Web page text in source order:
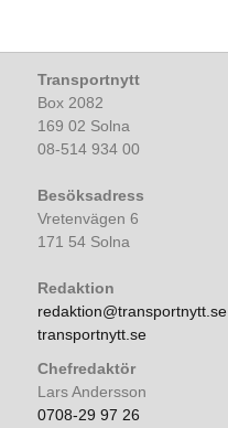
Transportnytt
Box 2082
169 02 Solna
08-514 934 00
Besöksadress
Vretenvägen 6
171 54 Solna
Redaktion
redaktion@transportnytt.se
transportnytt.se
Chefredaktör
Lars Andersson
0708-29 97 26